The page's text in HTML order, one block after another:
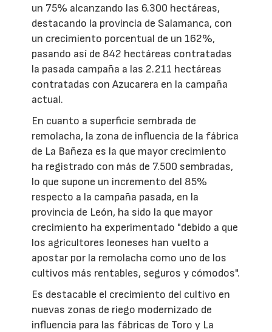
un 75% alcanzando las 6.300 hectáreas,
destacando la provincia de Salamanca, con
un crecimiento porcentual de un 162%,
pasando así de 842 hectáreas contratadas
la pasada campaña a las 2.211 hectáreas
contratadas con Azucarera en la campaña
actual.
En cuanto a superficie sembrada de
remolacha, la zona de influencia de la fábrica
de La Bañeza es la que mayor crecimiento
ha registrado con más de 7.500 sembradas,
lo que supone un incremento del 85%
respecto a la campaña pasada, en la
provincia de León, ha sido la que mayor
crecimiento ha experimentado "debido a que
los agricultores leoneses han vuelto a
apostar por la remolacha como uno de los
cultivos más rentables, seguros y cómodos".
Es destacable el crecimiento del cultivo en
nuevas zonas de riego modernizado de
influencia para las fábricas de Toro y La